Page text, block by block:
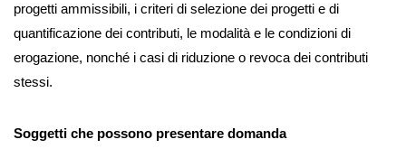
progetti ammissibili, i criteri di selezione dei progetti e di
quantificazione dei contributi, le modalità e le condizioni di
erogazione, nonché i casi di riduzione o revoca dei contributi
stessi.
Soggetti che possono presentare domanda